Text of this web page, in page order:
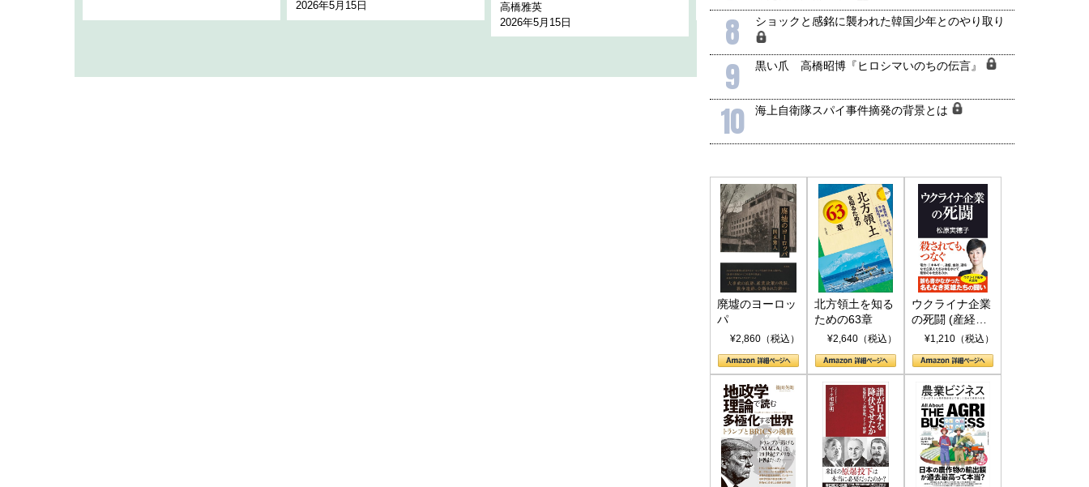
2026年5月15日
高橋雅英
2026年5月15日
8 ショックと感銘に襲われた韓国少年とのやり取り
9 黒い爪 高橋昭博『ヒロシマいのちの伝言』
10 海上自衛隊スパイ事件摘発の背景とは
廃墟のヨーロッ
パ
¥2,860（税込）
北方領土を知る
ための63章
¥2,640（税込）
ウクライナ企業
の死闘 (産経セ
レクト S 039)
¥1,210（税込）